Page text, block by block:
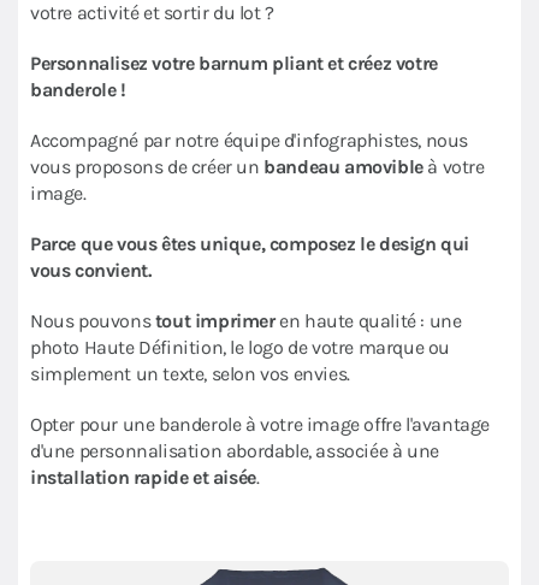
votre activité et sortir du lot ?
Personnalisez votre barnum pliant et créez votre
banderole !
Accompagné par notre équipe d'infographistes, nous
vous proposons de créer un bandeau amovibleà votre
image.
Parce que vous êtes unique, composez le design qui
vous convient.
Nous pouvonstout imprimeren haute qualité : une
photo Haute Définition, le logo de votre marque ou
simplement un texte, selon vos envies.
Opter pour une banderole à votre image offre l'avantage
d'une personnalisation abordable, associée à une
installation rapide et aisée.